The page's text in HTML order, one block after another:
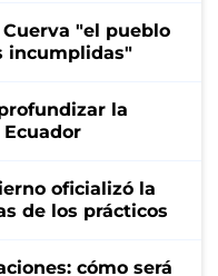
Cuerva "el pueblo
incumplidas"
la
oficializó la
de los prácticos
cómo será